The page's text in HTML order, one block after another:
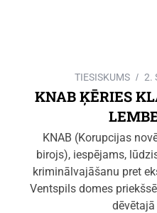
TIESISKUMS 2.
KNAB ĶĒRIES
KNAB (Korupcijas
birojs), iespējams,
kriminālvajāšanu pret
Ventspils domes